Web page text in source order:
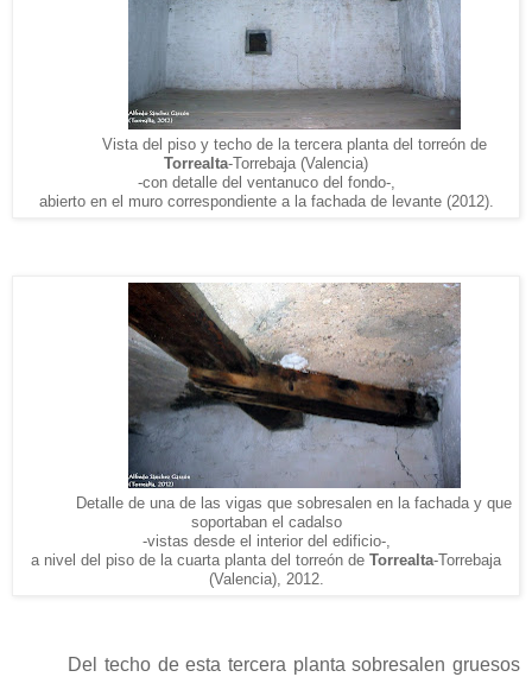
Vista del piso y techo de la tercera planta del torreón de
Torrealta-Torrebaja (Valencia)
-con detalle del ventanuco del fondo-,
abierto en el muro correspondiente a la fachada de levante (2012).
Detalle de una de las vigas que sobresalen en la fachada y que
soportaban el cadalso
-vistas desde el interior del edificio-,
a nivel del piso de la cuarta planta del torreón de Torrealta-Torrebaja
(Valencia), 2012.
Del techo de esta tercera planta sobresalen gruesos